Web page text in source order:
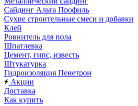
Сайдинг Альта Профиль
Сухие строительные смеси и добавки
Клей
Ровнитель для пола
Шпатлевка
Цемент, гипс, известь
Штукатурка
Гидроизоляция Пенетрон
Акции
Доставка
Как купить